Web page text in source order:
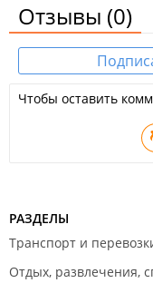
Отзывы (0)
Чтобы оставить
РАЗДЕЛЫ
Транспорт и
Отдых, развлечения,